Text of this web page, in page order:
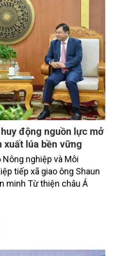
động nguồn lực mở
xuất lúa bền vững
nghiệp và Môi
tiếp xã giao ông Shaun
minh Từ thiện châu Á